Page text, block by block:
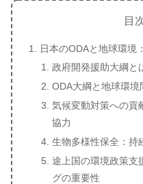
目
日本のODAと地球環境
政府開発援助大綱と
ODA大綱と地球環境
気候変動対策への貢
協力
生物多様性保全：持
途上国の環境政策支
グの重要性